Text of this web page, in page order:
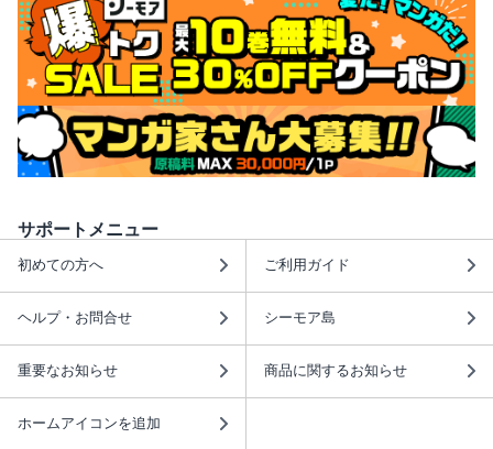
サポートメニュー
初めての方へ ご利用ガイド
ヘルプ・お問合せ シーモア島
重要なお知らせ 商品に関するお知らせ
ホームアイコンを追加